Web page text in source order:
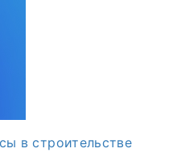
в строительстве